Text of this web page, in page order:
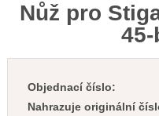
Nůž pro
Objednací číslo:
Nahrazuje originální